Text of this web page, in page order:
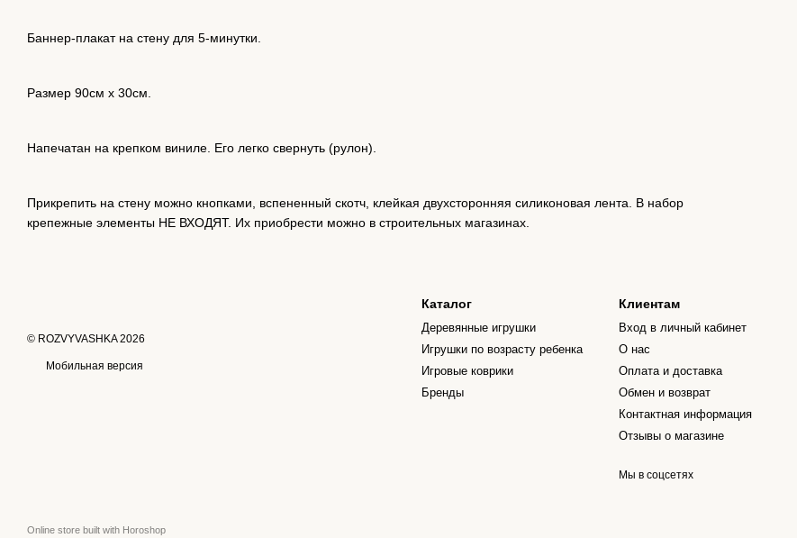
Баннер-плакат на стену для 5-минутки.
Размер 90см х 30см.
Напечатан на крепком виниле. Его легко свернуть (рулон).
Прикрепить на стену можно кнопками, вспененный скотч, клейкая двухсторонняя силиконовая лента. В набор
крепежные элементы НЕ ВХОДЯТ. Их приобрести можно в строительных магазинах.
© ROZVYVASHKA 2026
Мобильная версия
Online store built with Horoshop
Каталог
Деревянные игрушки
Игрушки по возрасту ребенка
Игровые коврики
Бренды
Клиентам
Вход в личный кабинет
О нас
Оплата и доставка
Обмен и возврат
Контактная информация
Отзывы о магазине
Мы в соцсетях